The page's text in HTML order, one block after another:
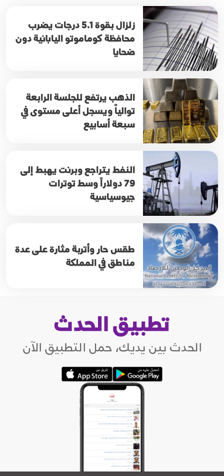
زلزال بقوة 5.1 درجات يضرب
محافظة كوماموتو اليابانية دون
ضحايا
الذهب يرتفع للجلسة الرابعة
توالياً ويسجل أعلى مستوى في
سبعة أسابيع
النفط يتراجع وبرنت يهبط إلى
79 دولاراً وسط توترات
جيوسياسية
طقس حار وأتربة مثارة على عدة
مناطق في المملكة
تطبيق الحدث
الحدث بين يديك، حمل التطبيق الآن